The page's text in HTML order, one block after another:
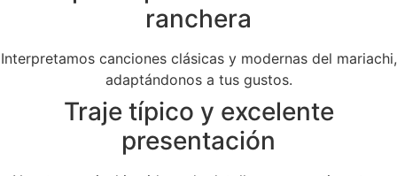
ranchera
Interpretamos canciones clásicas y modernas del mariachi,
adaptándonos a tus gustos.
Traje típico y excelente
presentación